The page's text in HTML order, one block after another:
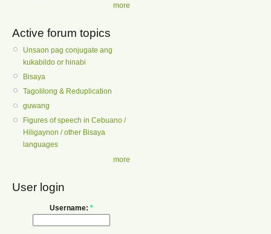
more
Active forum topics
Unsaon pag conjugate ang
kukabildo or hinabi
Bisaya
Tagolilong & Reduplication
guwang
Figures of speech in Cebuano /
Hiligaynon / other Bisaya
languages
more
User login
Username: *